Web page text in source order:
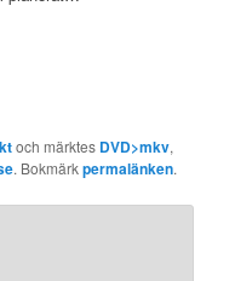
och märktes DVD>mkv,
. Bokmärkpermalänken.